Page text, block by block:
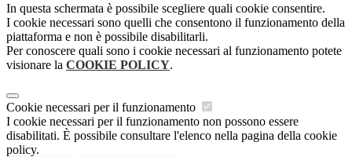
In questa schermata è possibile scegliere quali cookie consentire.
I cookie necessari sono quelli che consentono il funzionamento della
piattaforma e non è possibile disabilitarli.
Per conoscere quali sono i cookie necessari al funzionamento potete
visionare la COOKIE POLICY.
Cookie necessari per il funzionamento
I cookie necessari per il funzionamento non possono essere
disabilitati. È possibile consultare l'elenco nella pagina della cookie
policy.